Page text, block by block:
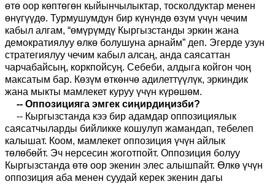
өтө оор көптөгөн кыйынчылыктар, тосколдуктар менен
өнүгүүдө. Турмушумдун бир күнүндө өзүм үчүн чечим
кабыл алгам, “өмүрүмдү Кыргызстанды эркин жана
демократиялуу өлкө болушуна арнайм” деп. Эгерде узун
стратегиялуу чечим кабыл алсаң, анда саясаттан
чарчабайсың, коркпойсуң. Себеби, алдыга койгон чоң
максатым бар. Көзүм өткөнчө адилеттүүлүк, эркиндик
жана мыкты мамлекет куруу үчүн күрөшөм.
-- Оппозицияга эмгек сиңирдиңизби?
-- Кыргызстанда кээ бир адамдар оппозициялык
саясатчыларды бийликке кошулуп жамандап, тебелеп
калышат. Коом, мамлекет оппозиция үчүн айлык
төлөбөйт. Эч нерсесин жоготпойт. Оппозиция болуу
Кыргызстанда өтө оор экенин элес алышпайт. Өлкө үчүн
оппозиция аба менен суудай керек экенин дагы